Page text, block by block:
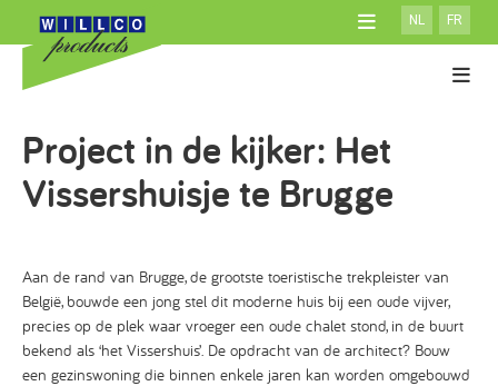
ATELIER
DOWNLOADS
NIEUWS
CONSUMENTEN
ARCHITECTEN
NL FR
SYSTEEM MET ISOLATIE
GEVENTILEERD SYSTEEM
ISOLATIE
TOEBEHOREN
Project in de kijker: Het
Vissershuisje te Brugge
Aan de rand van Brugge, de grootste toeristische trekpleister van
België, bouwde een jong stel dit moderne huis bij een oude vijver,
precies op de plek waar vroeger een oude chalet stond, in de buurt
bekend als ‘het Vissershuis’. De opdracht van de architect? Bouw
een gezinswoning die binnen enkele jaren kan worden omgebouwd